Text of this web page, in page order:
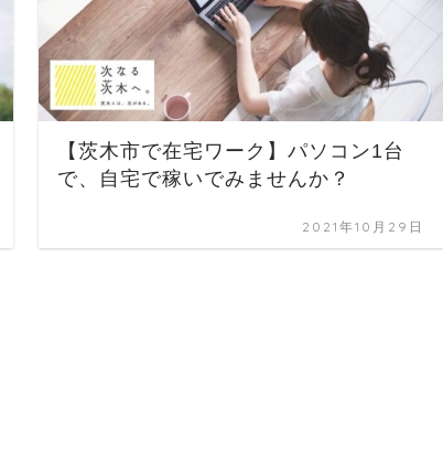
【茨木市で在宅ワーク】パソコン1台
で、自宅で稼いでみませんか？
2021年10月29日